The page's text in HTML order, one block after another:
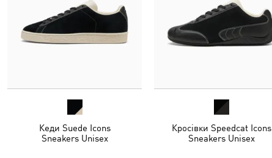
Кеди Suede Icons
Sneakers Unisex
Кросівки Speedcat Icons
Sneakers Unisex